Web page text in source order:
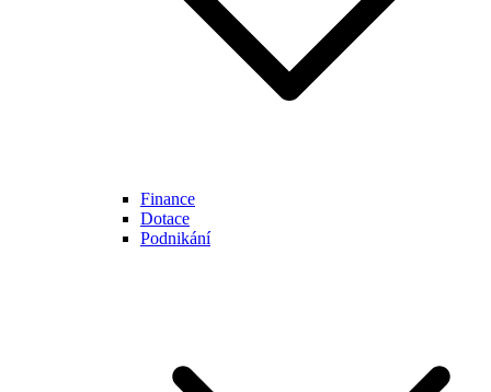
Finance
Dotace
Podnikání